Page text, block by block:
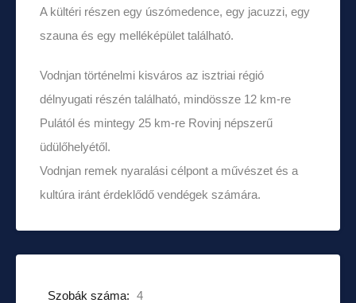
A kültéri részen egy úszómedence, egy jacuzzi, egy
szauna és egy melléképület található.
Vodnjan történelmi kisváros az isztriai régió
délnyugati részén található, mindössze 12 km-re
Pulától és mintegy 25 km-re Rovinj népszerű
üdülőhelyétől.
Vodnjan remek nyaralási célpont a művészet és a
kultúra iránt érdeklődő vendégek számára.
Szobák száma: 4